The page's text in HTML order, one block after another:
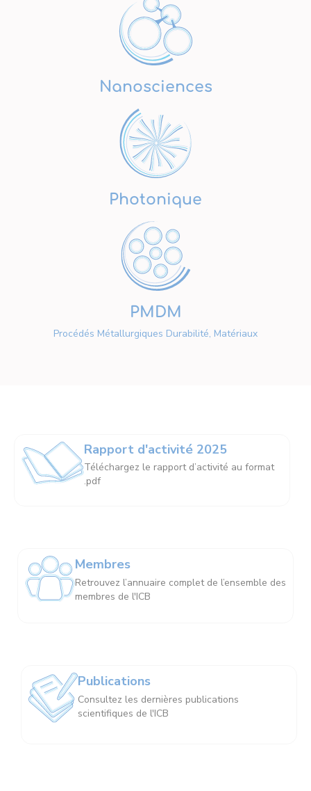
Nanosciences
Photonique
PMDM
Procédés Métallurgiques Durabilité, Matériaux
Rapport d'activité 2025
Téléchargez le rapport d’activité au format
.pdf
Membres
Retrouvez l’annuaire complet de l’ensemble des
membres de l'ICB
Publications
Consultez les dernières publications
scientifiques de l'ICB